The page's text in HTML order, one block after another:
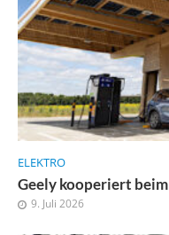
ELEKTRO
Geely kooperiert
9. Juli 2026